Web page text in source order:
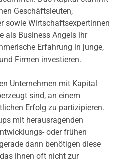
Geschäftsleuten,
sowie Wirtschaftsexpertinnen
als Business Angels ihr
Erfahrung in junge,
Firmen investieren.
Unternehmen mit Kapital
sind, an einem
Erfolg zu partizipieren.
mit herausragenden
oder frühen
dann benötigen diese
ihnen oft nicht zur